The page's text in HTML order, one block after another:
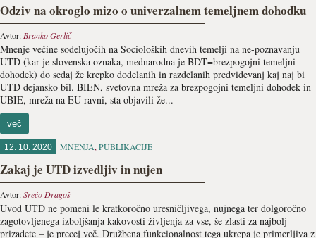
Odziv na okroglo mizo o univerzalnem temeljnem dohodku
Avtor: Branko Gerlič
Mnenje večine sodelujočih na Socioloških dnevih temelji na ne-poznavanju
UTD (kar je slovenska oznaka, mednarodna je BDT=brezpogojni temeljni
dohodek) do sedaj že krepko dodelanih in razdelanih predvidevanj kaj naj bi
UTD dejansko bil. BIEN, svetovna mreža za brezpogojni temeljni dohodek in
UBIE, mreža na EU ravni, sta objavili že...
več
12. 10. 2020 MNENJA, PUBLIKACIJE
Zakaj je UTD izvedljiv in nujen
Avtor:Srečo Dragoš
Uvod UTD ne pomeni le kratkoročno uresničljivega, nujnega ter dolgoročno
zagotovljenega izboljšanja kakovosti življenja za vse, še zlasti za najbolj
prizadete – je precej več. Družbena funkcionalnost tega ukrepa je primerljiva z